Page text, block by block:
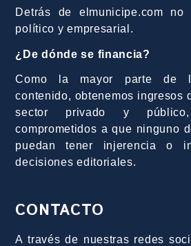
Detrás de elmunicipe.com
político y empresarial.
¿De dónde se financia?
Como la mayor parte de
contenido, obtenemos ingresos
sector privado y
comprometidos a que ninguno
puedan tener injerencia o
decisiones editoriales.
CONTACTO
A través de nuestras redes